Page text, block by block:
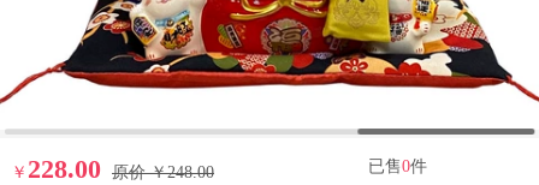
￥ 228.00 原价 ￥248.00 已售0件